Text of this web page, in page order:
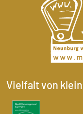
Vielfalt von